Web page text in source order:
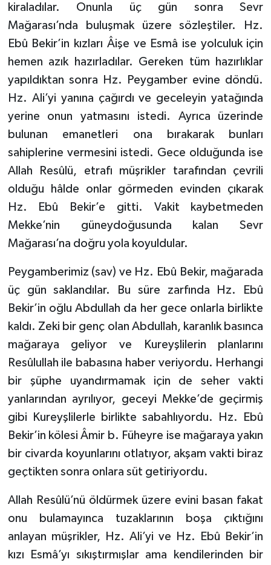
kiraladılar. Onunla üç gün sonra Sevr
Mağarası’nda buluşmak üzere sözleştiler. Hz.
Ebû Bekir’in kızları Âişe ve Esmâ ise yolculuk için
hemen azık hazırladılar. Gereken tüm hazırlıklar
yapıldıktan sonra Hz. Peygamber evine döndü.
Hz. Ali’yi yanına çağırdı ve geceleyin yatağında
yerine onun yatmasını istedi. Ayrıca üzerinde
bulunan emanetleri ona bırakarak bunları
sahiplerine vermesini istedi. Gece olduğunda ise
Allah Resûlü, etrafı müşrikler tarafından çevrili
olduğu hâlde onlar görmeden evinden çıkarak
Hz. Ebû Bekir’e gitti. Vakit kaybetmeden
Mekke’nin güneydoğusunda kalan Sevr
Mağarası’na doğru yola koyuldular.
Peygamberimiz (sav) ve Hz. Ebû Bekir, mağarada
üç gün saklandılar. Bu süre zarfında Hz. Ebû
Bekir’in oğlu Abdullah da her gece onlarla birlikte
kaldı. Zeki bir genç olan Abdullah, karanlık basınca
mağaraya geliyor ve Kureyşlilerin planlarını
Resûlullah ile babasına haber veriyordu. Herhangi
bir şüphe uyandırmamak için de seher vakti
yanlarından ayrılıyor, geceyi Mekke’de geçirmiş
gibi Kureyşlilerle birlikte sabahlıyordu. Hz. Ebû
Bekir’in kölesi Âmir b. Füheyre ise mağaraya yakın
bir civarda koyunlarını otlatıyor, akşam vakti biraz
geçtikten sonra onlara süt getiriyordu.
Allah Resûlü’nü öldürmek üzere evini basan fakat
onu bulamayınca tuzaklarının boşa çıktığını
anlayan müşrikler, Hz. Ali’yi ve Hz. Ebû Bekir’in
kızı Esmâ’yı sıkıştırmışlar ama kendilerinden bir